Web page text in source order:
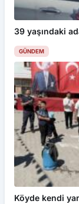
39 yaşındaki
GÜNDEM
Köyde kendi